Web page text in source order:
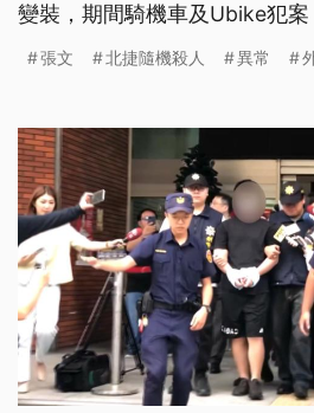
變裝，期間騎機車及Ubike犯
租，除了母親每季匯錢之外，
路恐嚇貼文，今日北捷又收到
備。
張文 北捷隨機殺人 異常